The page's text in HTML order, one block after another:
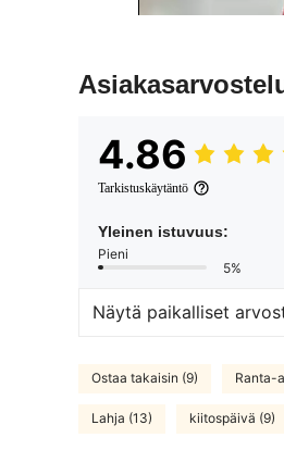
4.86
Tarkistuskäytäntö
Yleinen istuvuus:
Pieni
5%
Näytä paikalliset
Ostaa takaisin (9) Ranta-
Lahja (13) kiitospäivä (9)